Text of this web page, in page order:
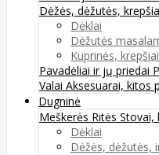
Dėžės, dėžutės,
Dėklai
Dėžutės
Kuprinės, krepšiai
Pavadėliai ir jų priedai
Valai Aksesuarai, kitos
Dugninė
Meškerės Ritės Stovai,
Dėklai
Dėžės, dėžutės,